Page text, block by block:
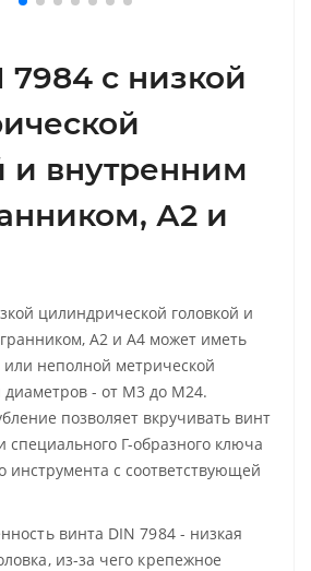
7984 с низкой
и внутренним
А2 и
цилиндрической головкой и
А2 и А4 может иметь
неполной метрической
диаметров - от М3 до М24.
позволяет вкручивать винт
Г-образного ключа
инструмента с соответствующей
винта DIN 7984 - низкая
из-за чего крепежное